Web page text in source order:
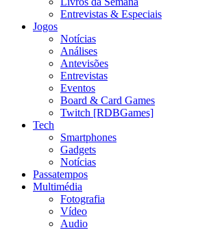
Entrevistas & Especiais
Jogos
Notícias
Análises
Antevisões
Entrevistas
Eventos
Board & Card Games
Twitch [RDBGames]
Tech
Smartphones
Gadgets
Notícias
Passatempos
Multimédia
Fotografia
Vídeo
Audio